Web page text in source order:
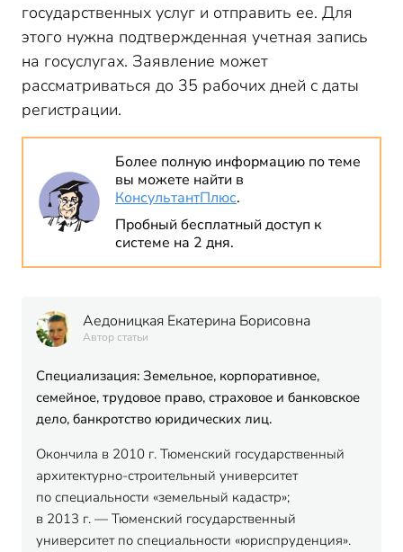
государственных услуг и отправить ее. Для
этого нужна подтвержденная учетная запись
на госуслугах. Заявление может
рассматриваться до 35 рабочих дней с даты
регистрации.
Более полную информацию по теме
вы можете найти в
КонсультантПлюс.
Пробный бесплатный доступ к
системе на 2 дня.
Аедоницкая Екатерина Борисовна
Автор статьи
Специализация: Земельное, корпоративное,
семейное, трудовое право, страховое и банковское
дело, банкротство юридических лиц.
Окончила в 2010 г. Тюменский государственный
архитектурно-строительный университет
по специальности «земельный кадастр»;
в 2013 г. — Тюменский государственный
университет по специальности «юриспруденция».